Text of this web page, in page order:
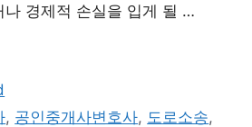
나 경제적 손실을 입게 될 …
, 공인중개사변호사, 도로소송,